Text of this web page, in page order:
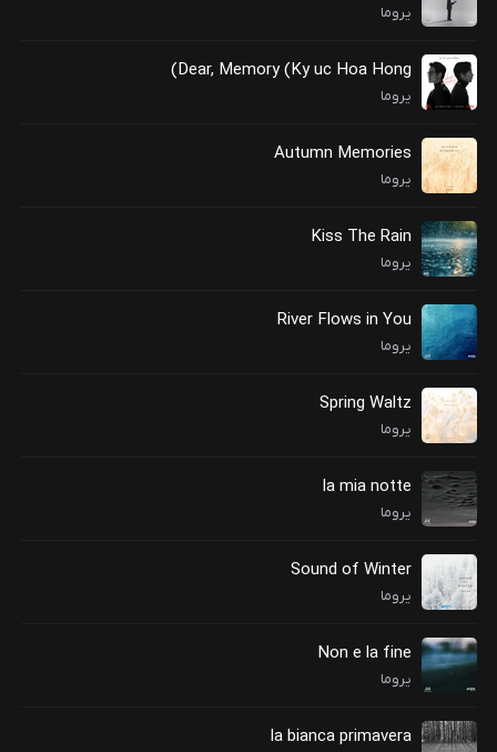
یروما
Dear, Memory (Ky uc Hoa Hong)
یروما
Autumn Memories
یروما
Kiss The Rain
یروما
River Flows in You
یروما
Spring Waltz
یروما
la mia notte
یروما
Sound of Winter
یروما
Non e la fine
یروما
la bianca primavera